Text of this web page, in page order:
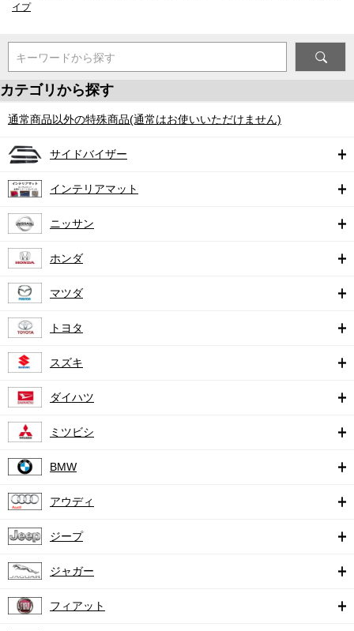
イプ
キーワードから探す
カテゴリから探す
通常商品以外の特殊商品(通常はお使いいただけません)
サイドバイザー
インテリアマット
ニッサン
ホンダ
マツダ
トヨタ
スズキ
ダイハツ
ミツビシ
BMW
アウディ
ジープ
ジャガー
フィアット